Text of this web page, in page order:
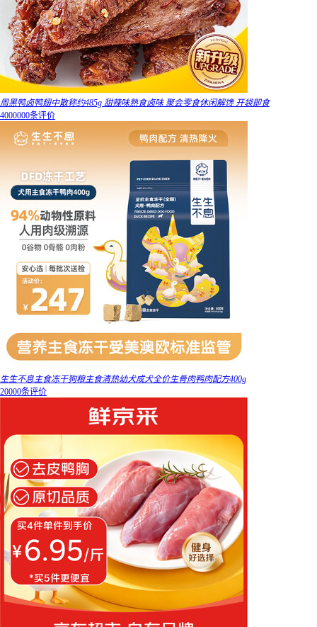
周黑鸭卤鸭翅中散称约485g 甜辣味熟食卤味 聚会零食休闲解馋 开袋即食
4000000条评价
生生不息主食冻干狗粮主食清热幼犬成犬全价生骨肉鸭肉配方400g
20000条评价